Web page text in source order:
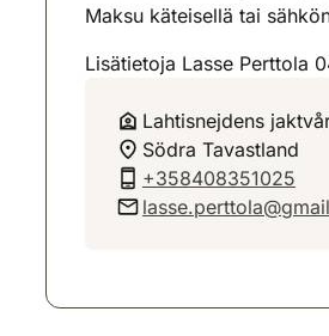
Maksu käteisellä tai
Lisätietoja Lasse Perttola
Lahtisnejdens
Södra Tavastland
+358408351025